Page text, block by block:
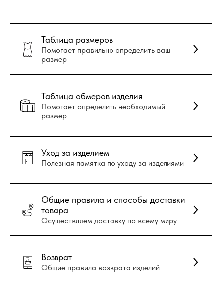
Таблица размеров
Помогает правильно определить ваш
размер
Таблица обмеров изделия
Помогает определить необходимый
размер
Уход за изделием
Полезная памятка по уходу за изделиями
Общие правила и способы доставки
товара
Осуществляем доставку по всему миру
Возврат
Общие правила возврата изделий